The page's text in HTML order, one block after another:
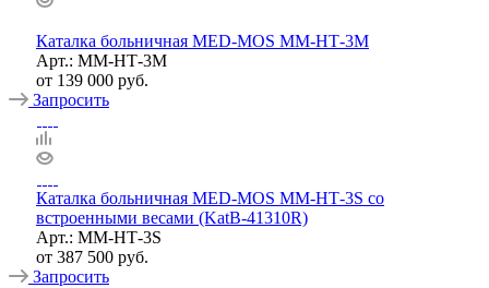
Каталка больничная MED-MOS ММ-НТ-3М
Арт.: ММ-НТ-3M
от 139 000 руб.
Запросить
Каталка больничная MED-MOS ММ-НТ-3S со
встроенными весами (KatB-41310R)
Арт.: ММ-НТ-3S
от 387 500 руб.
Запросить